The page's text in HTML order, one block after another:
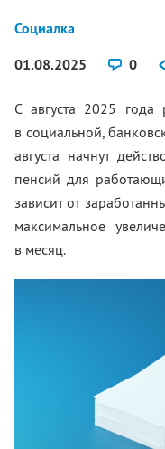
Социалка
01.08.2025
0
С августа 2025
в социальной,
августа начнут
пенсий для
зависит от
максимальное
в месяц.